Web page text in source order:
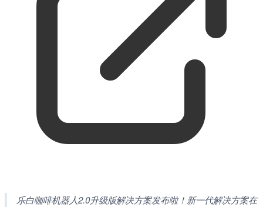
乐白咖啡机器人2.0升级版解决方案发布啦！新一代解决方案在